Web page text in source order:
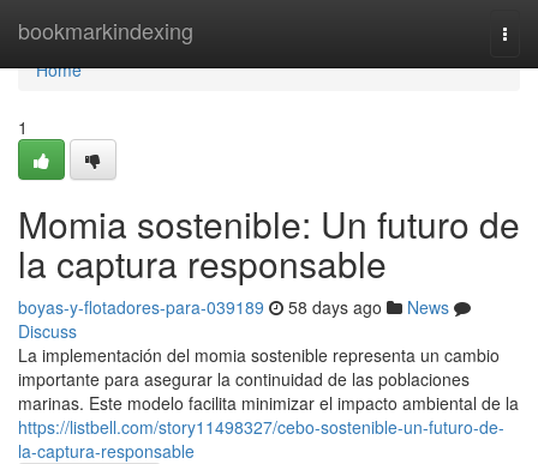
bookmarkindexing
Home
Home
1
Momia sostenible: Un futuro de
la captura responsable
boyas-y-flotadores-para-039189 58 days ago
News
Discuss
La implementación del momia sostenible representa un cambio
importante para asegurar la continuidad de las poblaciones
marinas. Este modelo facilita minimizar el impacto ambiental de la
https://listbell.com/story11498327/cebo-sostenible-un-futuro-de-
la-captura-responsable